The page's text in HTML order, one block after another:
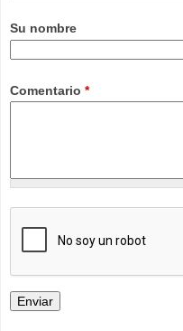
Su nombre
Comentario *